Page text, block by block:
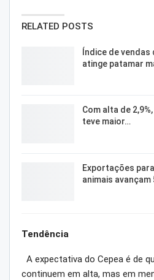
RELATED POSTS
Índice de
atinge patamar
Com alta de
teve maior…
Exportações
animais avançam
Tendência
A expectativa do Cepea é de
continuem em alta, mas em